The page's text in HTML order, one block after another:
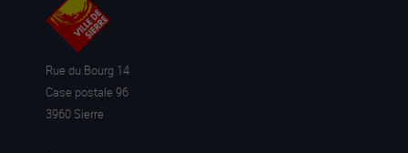
Rue du Bourg 14
Case postale 96
3960 Sierre